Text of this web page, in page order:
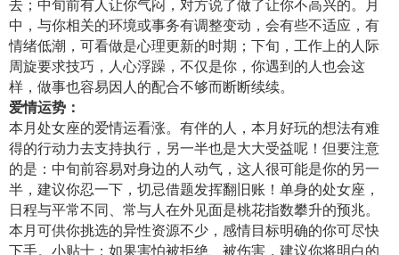
去；中旬前有人让你气闷，对方说了做了让你不高兴的。月
中，与你相关的环境或事务有调整变动，会有些不适应，有
情绪低潮，可看做是心理更新的时期；下旬，工作上的人际
周旋要求技巧，人心浮躁，不仅是你，你遇到的人也会这
样，做事也容易因人的配合不够而断断续续。
爱情运势：
本月处女座的爱情运看涨。有伴的人，本月好玩的想法有难
得的行动力去支持执行，另一半也是大大受益呢！但要注意
的是：中旬前容易对身边的人动气，这人很可能是你的另一
半，建议你忍一下，切忌借题发挥翻旧账！单身的处女座，
日程与平常不同、常与人在外见面是桃花指数攀升的预兆。
本月可供你挑选的异性资源不少，感情目标明确的你可尽快
下手。小贴士：如果害怕被拒绝、被伤害，建议你将明白的